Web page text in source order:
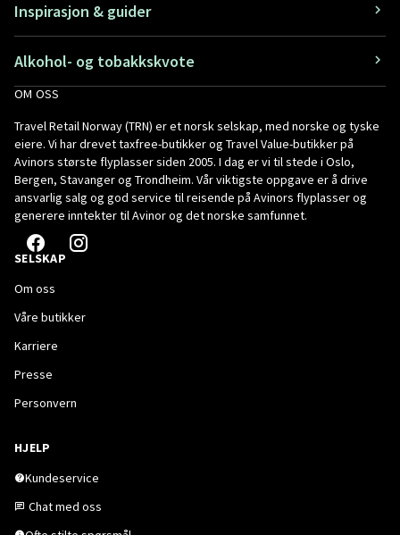
Inspirasjon & guider
Alkohol- og tobakkskvote
OM OSS
Travel Retail Norway (TRN) er et norsk selskap, med norske og tyske
eiere. Vi har drevet taxfree-butikker og Travel Value-butikker på
Avinors største flyplasser siden 2005. I dag er vi til stede i Oslo,
Bergen, Stavanger og Trondheim. Vår viktigste oppgave er å drive
ansvarlig salg og god service til reisende på Avinors flyplasser og
generere inntekter til Avinor og det norske samfunnet.
SELSKAP
Om oss
Våre butikker
Karriere
Presse
Personvern
HJELP
Kundeservice
Chat med oss